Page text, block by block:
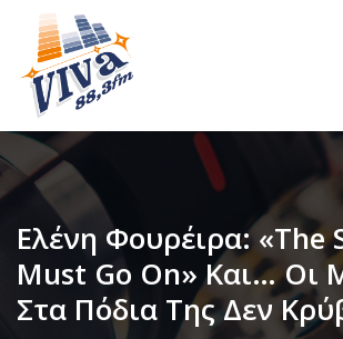
Ελένη Φουρέιρα: «The
Must Go On» Και… Οι
Στα Πόδια Της Δεν